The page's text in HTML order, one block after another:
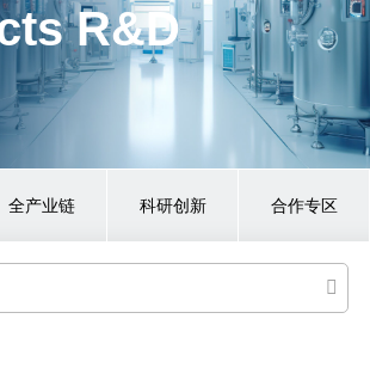
R&D
全产业链 科研创新 合作专区